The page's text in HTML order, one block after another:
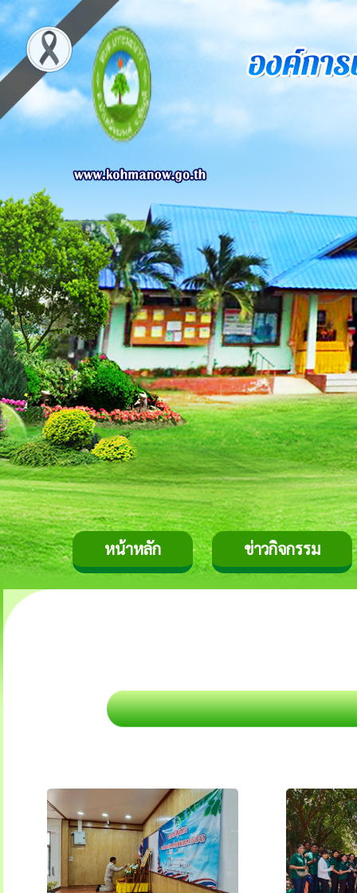
หน้าหลัก ข่าวกิจกรรม